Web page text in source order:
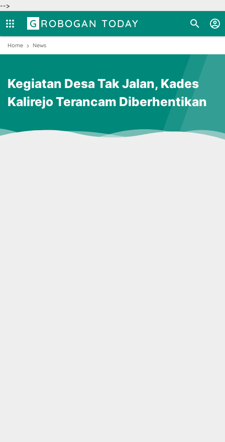
-->
GROBOGAN TODAY
Home News
Kegiatan Desa Tak Jalan, Kades
Kalirejo Terancam Diberhentikan